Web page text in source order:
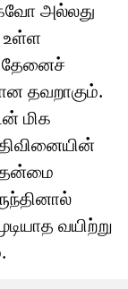
அல்லது
உள்ள
தேனைச்
தவறாகும்.
மிக
வயிற்று